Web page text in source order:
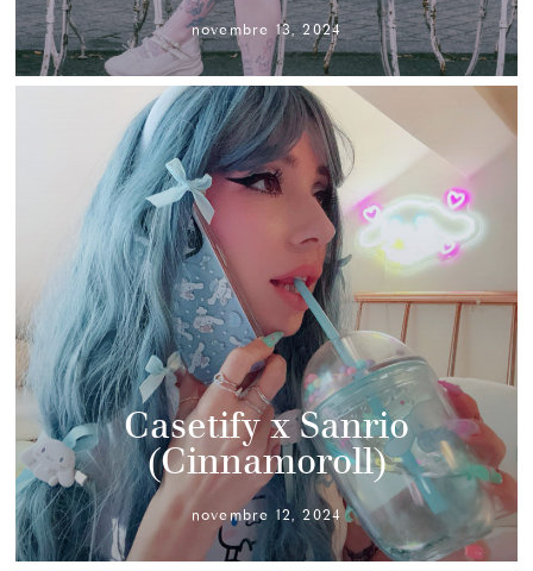
novembre 13, 2024
Casetify x Sanrio
(Cinnamoroll)
novembre 12, 2024